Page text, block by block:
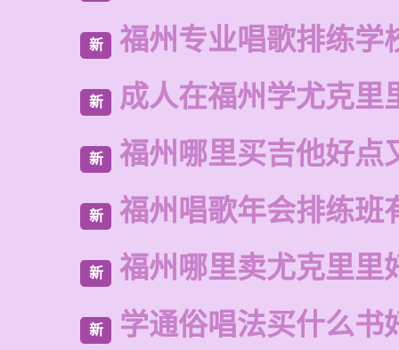
新 福州专业唱歌排练学
新 成人在福州学尤克里
新 福州哪里买吉他好点
新 福州唱歌年会排练班
新 福州哪里卖尤克里里
新 学通俗唱法买什么书